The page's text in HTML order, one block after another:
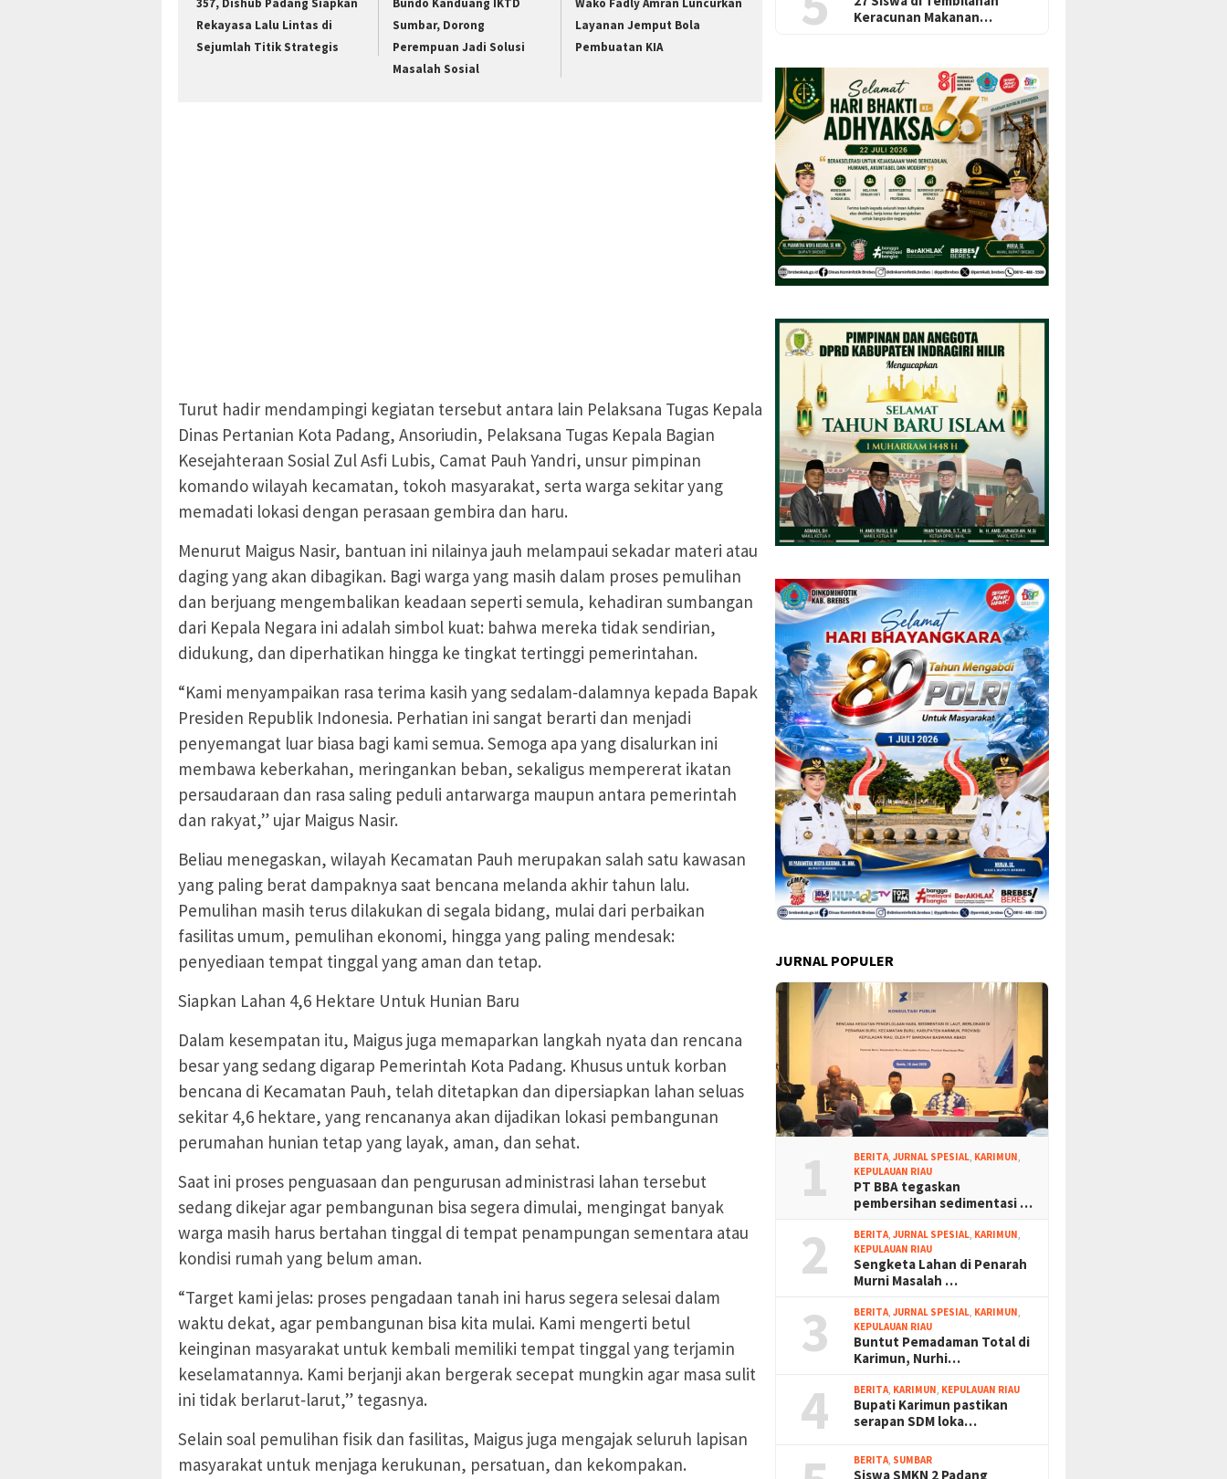
357, Dishub Padang Siapkan
Rekayasa Lalu Lintas di
Sejumlah Titik Strategis
Bundo Kanduang IKTD
Sumbar, Dorong
Perempuan Jadi Solusi
Masalah Sosial
Wako Fadly Amran Luncurkan
Layanan Jemput Bola
Pembuatan KIA
Turut hadir mendampingi kegiatan tersebut antara lain Pelaksana Tugas Kepala
Dinas Pertanian Kota Padang, Ansoriudin, Pelaksana Tugas Kepala Bagian
Kesejahteraan Sosial Zul Asfi Lubis, Camat Pauh Yandri, unsur pimpinan
komando wilayah kecamatan, tokoh masyarakat, serta warga sekitar yang
memadati lokasi dengan perasaan gembira dan haru.
Menurut Maigus Nasir, bantuan ini nilainya jauh melampaui sekadar materi atau
daging yang akan dibagikan. Bagi warga yang masih dalam proses pemulihan
dan berjuang mengembalikan keadaan seperti semula, kehadiran sumbangan
dari Kepala Negara ini adalah simbol kuat: bahwa mereka tidak sendirian,
didukung, dan diperhatikan hingga ke tingkat tertinggi pemerintahan.
“Kami menyampaikan rasa terima kasih yang sedalam‑dalamnya kepada Bapak
Presiden Republik Indonesia. Perhatian ini sangat berarti dan menjadi
penyemangat luar biasa bagi kami semua. Semoga apa yang disalurkan ini
membawa keberkahan, meringankan beban, sekaligus mempererat ikatan
persaudaraan dan rasa saling peduli antarwarga maupun antara pemerintah
dan rakyat,” ujar Maigus Nasir.
Beliau menegaskan, wilayah Kecamatan Pauh merupakan salah satu kawasan
yang paling berat dampaknya saat bencana melanda akhir tahun lalu.
Pemulihan masih terus dilakukan di segala bidang, mulai dari perbaikan
fasilitas umum, pemulihan ekonomi, hingga yang paling mendesak:
penyediaan tempat tinggal yang aman dan tetap.
Siapkan Lahan 4,6 Hektare Untuk Hunian Baru
Dalam kesempatan itu, Maigus juga memaparkan langkah nyata dan rencana
besar yang sedang digarap Pemerintah Kota Padang. Khusus untuk korban
bencana di Kecamatan Pauh, telah ditetapkan dan dipersiapkan lahan seluas
sekitar 4,6 hektare, yang rencananya akan dijadikan lokasi pembangunan
perumahan hunian tetap yang layak, aman, dan sehat.
Saat ini proses penguasaan dan pengurusan administrasi lahan tersebut
sedang dikejar agar pembangunan bisa segera dimulai, mengingat banyak
warga masih harus bertahan tinggal di tempat penampungan sementara atau
kondisi rumah yang belum aman.
“Target kami jelas: proses pengadaan tanah ini harus segera selesai dalam
waktu dekat, agar pembangunan bisa kita mulai. Kami mengerti betul
keinginan masyarakat untuk kembali memiliki tempat tinggal yang terjamin
keselamatannya. Kami berjanji akan bergerak secepat mungkin agar masa sulit
ini tidak berlarut‑larut,” tegasnya.
Selain soal pemulihan fisik dan fasilitas, Maigus juga mengajak seluruh lapisan
masyarakat untuk menjaga kerukunan, persatuan, dan kekompakan.
Keracunan Makanan…
JURNAL POPULER
1 BERITA,JURNAL SPESIAL, KARIMUN,
KEPULAUAN RIAU
PT BBA tegaskan
pembersihan sedimentasi …
2 BERITA,JURNAL SPESIAL, KARIMUN,
KEPULAUAN RIAU
Sengketa Lahan di Penarah
Murni Masalah …
3 BERITA,JURNAL SPESIAL, KARIMUN,
KEPULAUAN RIAU
Buntut Pemadaman Total di
Karimun, Nurhi…
4 BERITA, KARIMUN, KEPULAUAN RIAU
Bupati Karimun pastikan
serapan SDM loka…
BERITA, SUMBAR
Siswa SMKN 2 Padang